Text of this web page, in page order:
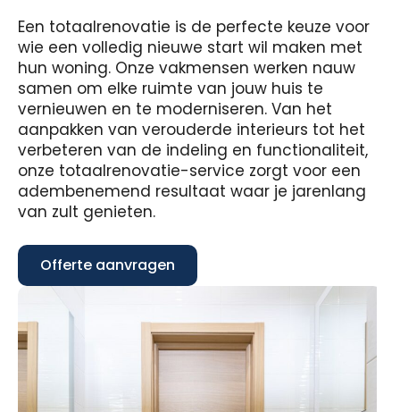
Een totaalrenovatie is de perfecte keuze voor
wie een volledig nieuwe start wil maken met
hun woning. Onze vakmensen werken nauw
samen om elke ruimte van jouw huis te
vernieuwen en te moderniseren. Van het
aanpakken van verouderde interieurs tot het
verbeteren van de indeling en functionaliteit,
onze totaalrenovatie-service zorgt voor een
adembenemend resultaat waar je jarenlang
van zult genieten.
Offerte aanvragen